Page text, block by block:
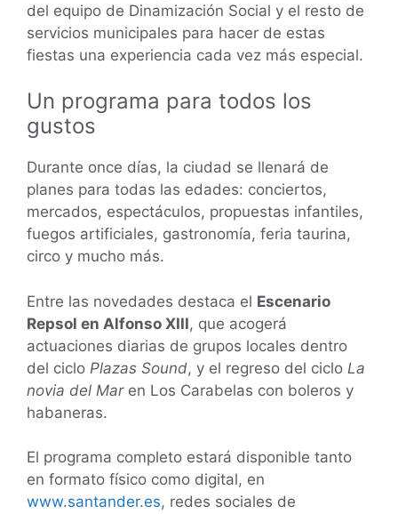
del equipo de Dinamización Social y el resto de
servicios municipales para hacer de estas
fiestas una experiencia cada vez más especial.
Un programa para todos los
gustos
Durante once días, la ciudad se llenará de
planes para todas las edades: conciertos,
mercados, espectáculos, propuestas infantiles,
fuegos artificiales, gastronomía, feria taurina,
circo y mucho más.
Entre las novedades destaca el Escenario
Repsol en Alfonso XIII, que acogerá
actuaciones diarias de grupos locales dentro
del ciclo Plazas Sound, y el regreso del ciclo La
novia del Maren Los Carabelas con boleros y
habaneras.
El programa completo estará disponible tanto
en formato físico como digital, en
www.santander.es, redes sociales de